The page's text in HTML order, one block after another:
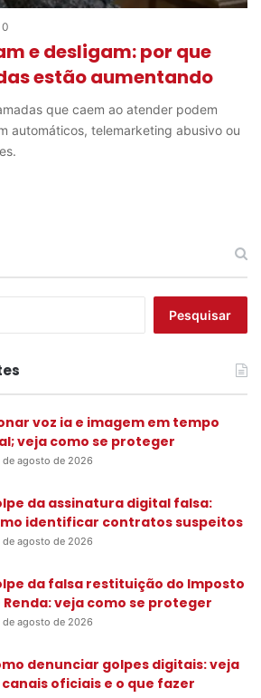
0
e desligam: por que
estão aumentando
que caem ao atender podem
automáticos, telemarketing abusivo ou
s
a
o
r
voz ia e imagem em tempo
veja como se proteger
de agosto de 2026
da assinatura digital falsa:
identificar contratos suspeitos
de agosto de 2026
da falsa restituição do Imposto
Renda: veja como se proteger
de agosto de 2026
denunciar golpes digitais: veja
canais oficiais e o que fazer